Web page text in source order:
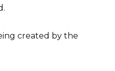
created by the